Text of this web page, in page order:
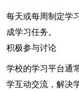
每天或每周制定学
成学习任务。
积极参与讨论
学校的学习平台通
学互动交流，解决